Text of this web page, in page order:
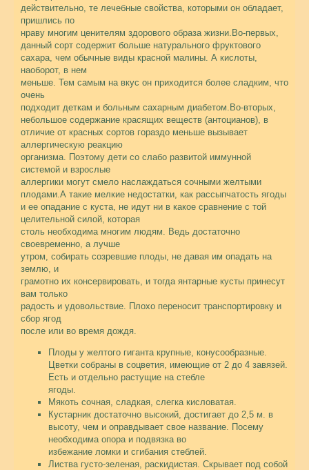
действительно, те лечебные свойства, которыми он обладает,
пришлись по
нраву многим ценителям здорового образа жизни.Во-первых,
данный сорт содержит больше натурального фруктового
сахара, чем обычные виды красной малины. А кислоты,
наоборот, в нем
меньше. Тем самым на вкус он приходится более сладким, что
очень
подходит деткам и больным сахарным диабетом.Во-вторых,
небольшое содержание красящих веществ (антоцианов), в
отличие от красных сортов гораздо меньше вызывает
аллергическую реакцию
организма. Поэтому дети со слабо развитой иммунной
системой и взрослые
аллергики могут смело наслаждаться сочными желтыми
плодами.А такие мелкие недостатки, как рассыпчатость ягоды
и ее опадание с куста, не идут ни в какое сравнение с той
целительной силой, которая
столь необходима многим людям. Ведь достаточно
своевременно, а лучше
утром, собирать созревшие плоды, не давая им опадать на
землю, и
грамотно их консервировать, и тогда янтарные кусты принесут
вам только
радость и удовольствие. Плохо переносит транспортировку и
сбор ягод
после или во время дождя.
Плоды у желтого гиганта крупные, конусообразные.
Цветки собраны в соцветия, имеющие от 2 до 4 завязей.
Есть и отдельно растущие на стебле
ягоды.
Мякоть сочная, сладкая, слегка кисловатая.
Кустарник достаточно высокий, достигает до 2,5 м. в
высоту, чем и оправдывает свое название. Посему
необходима опора и подвязка во
избежание ломки и сгибания стеблей.
Листва густо-зеленая, раскидистая. Скрывает под собой